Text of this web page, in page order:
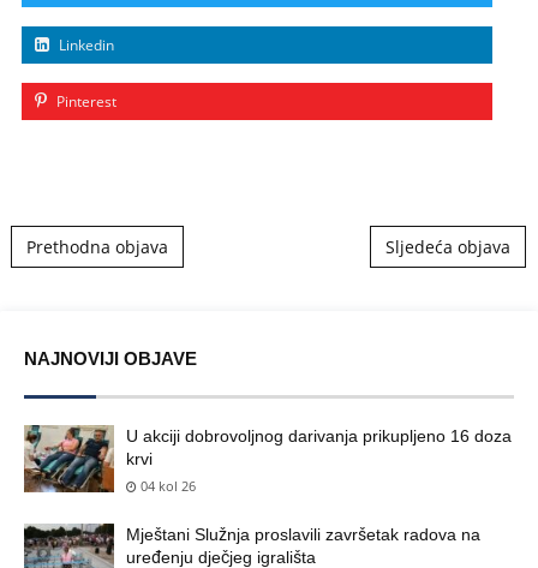
Linkedin
Pinterest
Post navigation
Prethodna objava Sljedeća objava
NAJNOVIJI OBJAVE
U akciji dobrovoljnog darivanja prikupljeno 16 doza
krvi
04 kol 26
Mještani Služnja proslavili završetak radova na
uređenju dječjeg igrališta